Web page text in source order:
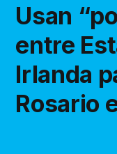
Usan
entre
Irlanda
Rosario